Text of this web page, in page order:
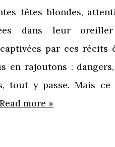
têtes blondes,
dans leur
par ces récits
en rajoutons :
tout y passe. Mais ce
Read more »